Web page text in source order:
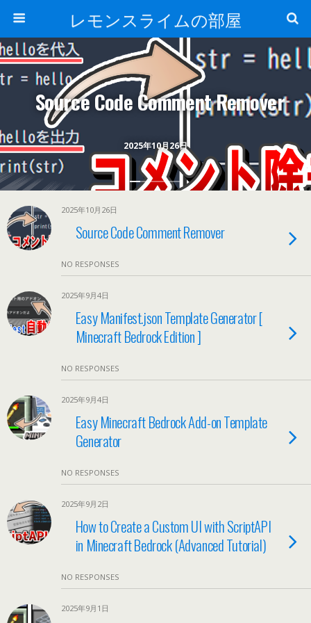
レモンスライムの部屋
2025年10月26日
Source Code Comment Remover
2025年10月26日
Source Code Comment Remover
NO RESPONSES
2025年9月4日
Easy Manifest.json Template Generator [
Minecraft Bedrock Edition ]
NO RESPONSES
2025年9月4日
Easy Minecraft Bedrock Add-on Template
Generator
NO RESPONSES
2025年9月2日
How to Create a Custom UI with ScriptAPI
in Minecraft Bedrock (Advanced Tutorial)
NO RESPONSES
2025年9月1日